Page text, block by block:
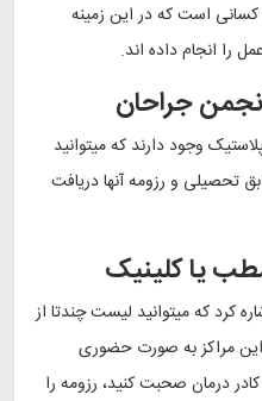
است که در این زمینه
را انجام داده اند.
وجود دارند که میتوانید
تحصیلی و رزومه آنها دریافت
کرد که میتوانید لیست چندتا از
این مراکز به صورت حضوری
درمان صحبت کنید، رزومه را